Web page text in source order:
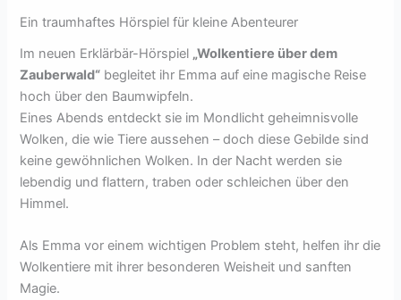
Ein traumhaftes Hörspiel für kleine Abenteurer
Im neuen Erklärbär-Hörspiel „Wolkentiere über dem
Zauberwald“ begleitet ihr Emma auf eine magische Reise
hoch über den Baumwipfeln.
Eines Abends entdeckt sie im Mondlicht geheimnisvolle
Wolken, die wie Tiere aussehen – doch diese Gebilde sind
keine gewöhnlichen Wolken. In der Nacht werden sie
lebendig und flattern, traben oder schleichen über den
Himmel.
Als Emma vor einem wichtigen Problem steht, helfen ihr die
Wolkentiere mit ihrer besonderen Weisheit und sanften
Magie.